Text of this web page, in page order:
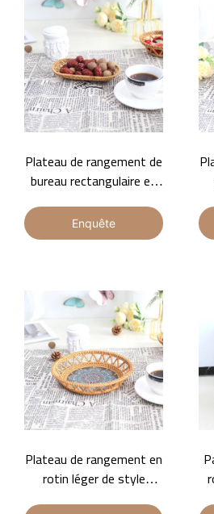
Plateau de rangement de
bureau rectangulaire en
rotin élégant et
polyvalent, durable et
beau
Enquête
Plateau de rangement en
rotin léger de style